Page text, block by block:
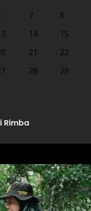
7
8
14
15
21
22
28
29
Rimba